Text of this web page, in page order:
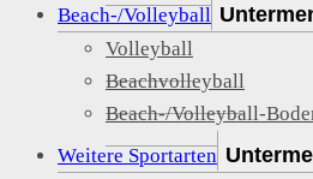
Beach-/Volleyball
Volleyball
Beachvolleyball
Beach-/Volleyball-
Weitere Sportarten